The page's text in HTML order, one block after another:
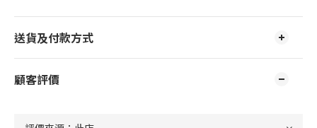
送貨及付款方式
顧客評價